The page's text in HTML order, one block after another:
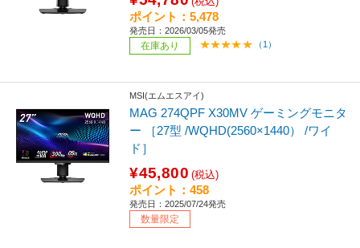
ポイント：5,478
発売日：2026/03/05発売
在庫あり （1）
MSI(エムエスアイ)
MAG 274QPF X30MV ゲーミングモニタ
ー ［27型 /WQHD(2560×1440） /ワイ
ド］
¥45,800 (税込)
ポイント：458
発売日：2025/07/24発売
数量限定